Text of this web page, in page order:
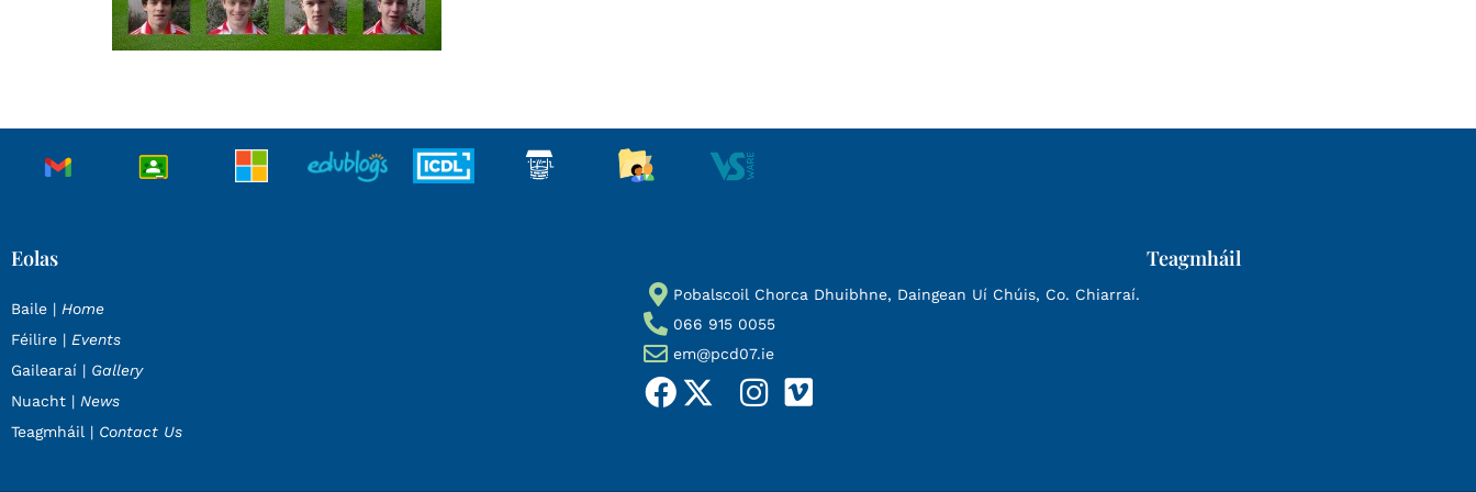
Eolas
Baile | Home
Féilire | Events
Gailearaí | Gallery
Nuacht | News
Teagmháil | Contact Us
Teagmháil
Pobalscoil Chorca Dhuibhne, Daingean Uí Chúis, Co. Chiarraí.
066 915 0055
em@pcd07.ie